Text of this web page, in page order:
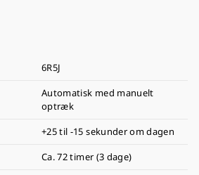
6R5J
Automatisk med manuelt
optræk
+25 til -15 sekunder om dagen
Ca. 72 timer (3 dage)